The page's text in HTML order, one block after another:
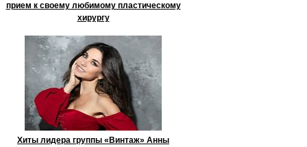
прием к своему любимому пластическому
хирургу
Хиты лидера группы «Винтаж» Анны